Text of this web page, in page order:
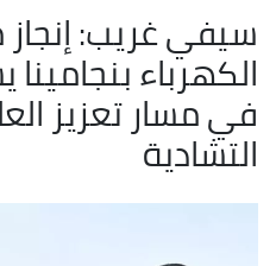
سيفي غريب: إنجاز
الكهرباء
في مسار تعزيز
التشادية